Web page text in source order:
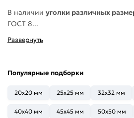
В наличии уголки различных
ГОСТ 8...
Развернуть
Популярные подборки
20x20 мм 25x25 мм 32x32 мм
40x40 мм 45x45 мм 50x50 мм